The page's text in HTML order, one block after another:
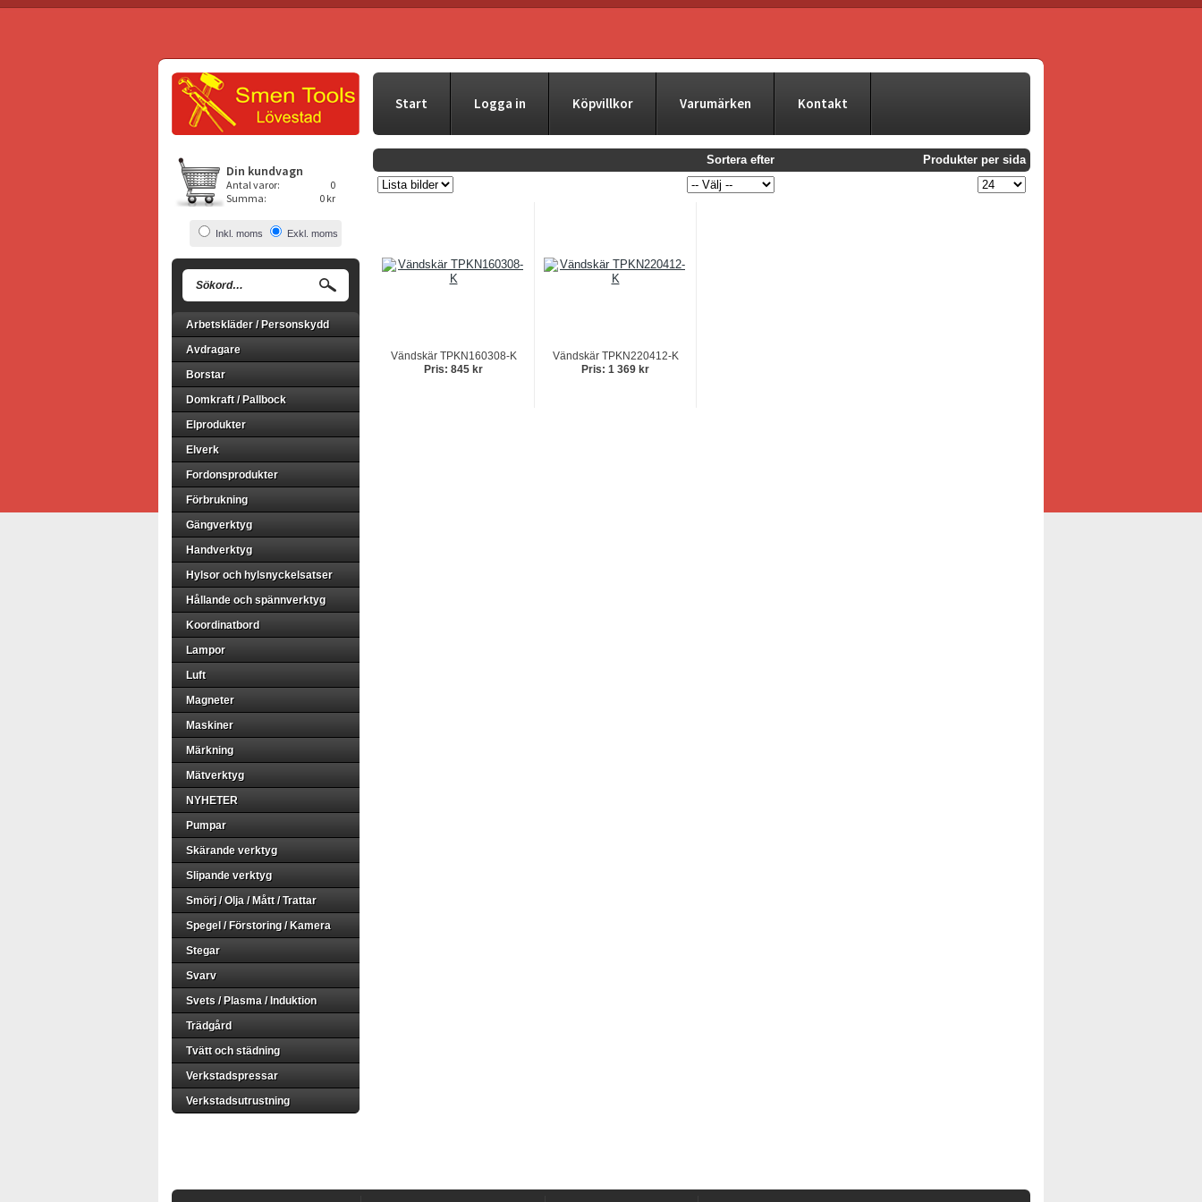
Start Logga in Köpvillkor Varumärken Kontakt
Din kundvagn
Antal varor:
0
Summa:
0 kr
Inkl. moms Exkl. moms
Arbetskläder / Personskydd
Avdragare
Borstar
Domkraft / Pallbock
Elprodukter
Elverk
Fordonsprodukter
Förbrukning
Gängverktyg
Handverktyg
Hylsor och hylsnyckelsatser
Hållande och spännverktyg
Koordinatbord
Lampor
Luft
Magneter
Maskiner
Märkning
Mätverktyg
NYHETER
Pumpar
Skärande verktyg
Slipande verktyg
Smörj / Olja / Mått / Trattar
Spegel / Förstoring / Kamera
Stegar
Svarv
Svets / Plasma / Induktion
Trädgård
Tvätt och städning
Verkstadspressar
Verkstadsutrustning
Sortera efter Produkter per sida
Vändskär TPKN160308-K
Pris: 845 kr
Vändskär TPKN220412-K
Pris: 1 369 kr